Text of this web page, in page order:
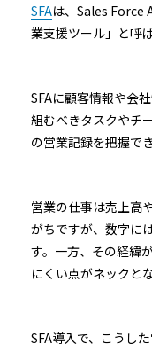
SFAは、Sales Force
業支援ツール」と呼
SFAに顧客情報や会社
組むべきタスクやチ
の営業記録を把握でき
営業の仕事は売上高
がちですが、数字に
す。一方、その経緯
にくい点がネックと
SFA導入で、こうし